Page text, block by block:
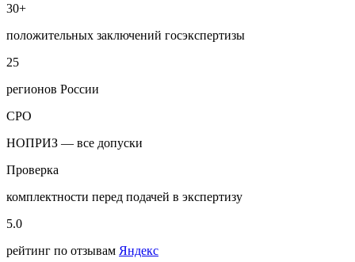
30+
положительных заключений госэкспертизы
25
регионов России
СРО
НОПРИЗ — все допуски
Проверка
комплектности перед подачей в экспертизу
5.0
рейтинг по отзывам Яндекс